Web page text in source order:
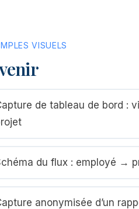
VISUELS
de tableau de bord :
du flux : employé →
anonymisée d’un